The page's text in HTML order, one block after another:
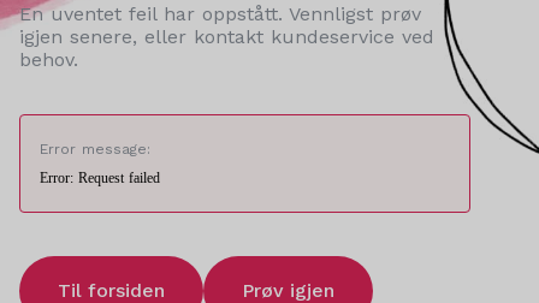
En uventet feil har oppstått. Vennligst prøv
igjen senere, eller kontakt kundeservice ved
behov.
Error message:
Error: Request failed
Til forsiden Prøv igjen